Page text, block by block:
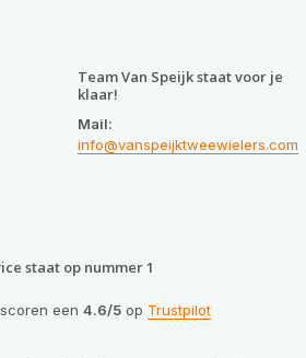
Team Van Speijk staat voor je
klaar!
Mail:
info@vanspeijktweewielers.com
staat op nummer 1
een 4.6/5op Trustpilot